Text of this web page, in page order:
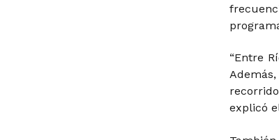
“Entre
explicó